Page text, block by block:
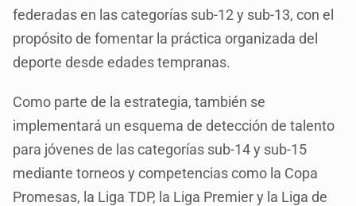
federadas en las categorías sub-12 y sub-13, con el
propósito de fomentar la práctica organizada del
deporte desde edades tempranas.
Como parte de la estrategia, también se
implementará un esquema de detección de talento
para jóvenes de las categorías sub-14 y sub-15
mediante torneos y competencias como la Copa
Promesas, la Liga TDP, la Liga Premier y la Liga de